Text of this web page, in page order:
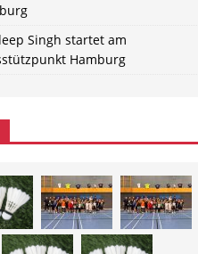
Singh startet am
Hamburg